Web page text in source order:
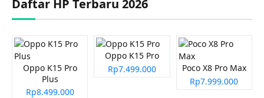
Daftar HP Terbaru 2026
Oppo K15 Pro
Plus
Rp8.499.000
Oppo K15 Pro
Rp7.499.000
Poco X8 Pro Max
Rp7.999.000